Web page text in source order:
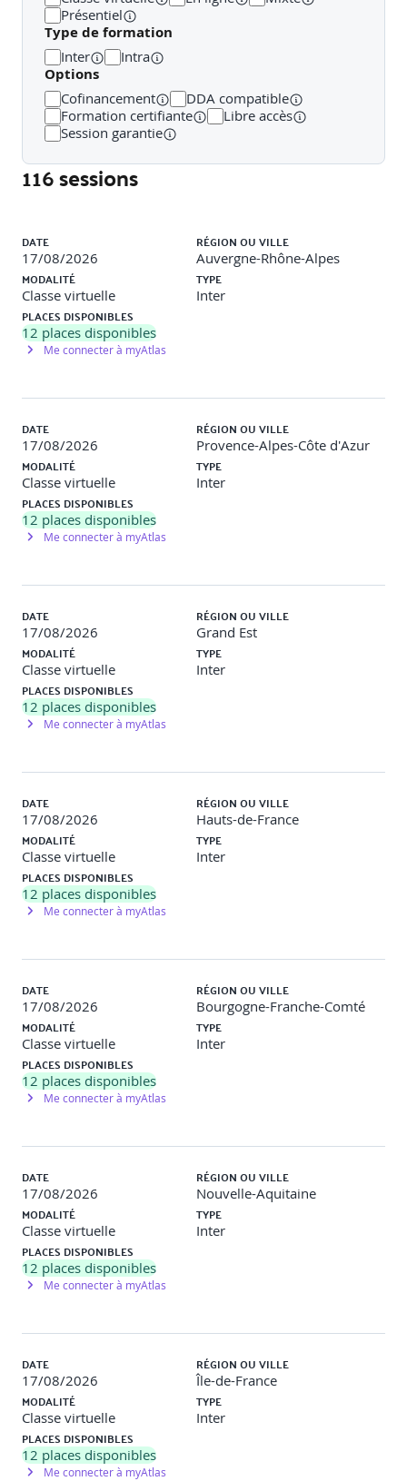
Surveillance et génération des rapports dans Azure
Normes de sécurité, conformité et confidentialité des
données dans Azure
Module 4 : Tarification et support dans Azure
Les abonnements Azure
Planification et gestion des coûts
Les options de support disponible dans Azure
Cette formation prépare à la Certification Microsoft Azure
Fundamentals - AZ900 (En option : 165€)
Présentiel
Type de formation
Inter Intra
Options
Cofinancement
DDA compatible
Formation certifiante
Libre accès
Session garantie
116 sessions
DATE
17/08/2026
RÉGION OU VILLE
Auvergne-Rhône-Alpes
MODALITÉ
Classe virtuelle
TYPE
Inter
PLACES DISPONIBLES
12 places disponibles
Me connecter à myAtlas
DATE
17/08/2026
RÉGION OU VILLE
Provence-Alpes-Côte d'Azur
MODALITÉ
Classe virtuelle
TYPE
Inter
PLACES DISPONIBLES
12 places disponibles
Me connecter à myAtlas
DATE
17/08/2026
RÉGION OU VILLE
Grand Est
MODALITÉ
Classe virtuelle
TYPE
Inter
PLACES DISPONIBLES
12 places disponibles
Me connecter à myAtlas
DATE
17/08/2026
RÉGION OU VILLE
Hauts-de-France
MODALITÉ
Classe virtuelle
TYPE
Inter
PLACES DISPONIBLES
12 places disponibles
Me connecter à myAtlas
DATE
17/08/2026
RÉGION OU VILLE
Bourgogne-Franche-Comté
MODALITÉ
Classe virtuelle
TYPE
Inter
PLACES DISPONIBLES
12 places disponibles
Me connecter à myAtlas
DATE
17/08/2026
RÉGION OU VILLE
Nouvelle-Aquitaine
MODALITÉ
Classe virtuelle
TYPE
Inter
PLACES DISPONIBLES
12 places disponibles
Me connecter à myAtlas
DATE
17/08/2026
RÉGION OU VILLE
Île-de-France
MODALITÉ
Classe virtuelle
TYPE
Inter
PLACES DISPONIBLES
12 places disponibles
Me connecter à myAtlas